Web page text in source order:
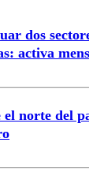
dos
activa
el norte del